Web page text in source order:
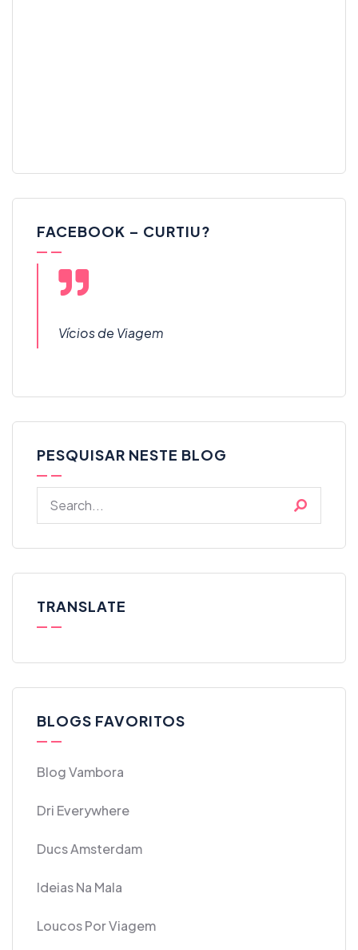
FACEBOOK – CURTIU?
Vícios de Viagem
PESQUISAR NESTE BLOG
TRANSLATE
BLOGS FAVORITOS
Blog Vambora
Dri Everywhere
Ducs Amsterdam
Ideias Na Mala
Loucos Por Viagem